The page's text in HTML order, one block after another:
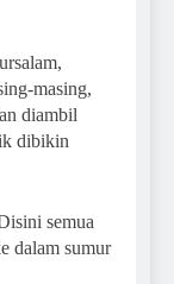
masing,
diambil
dibikin
semua
dalam sumur